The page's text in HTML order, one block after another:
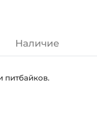
Наличие
питбайков.